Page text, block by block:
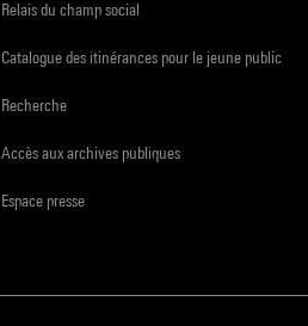
Relais du champ social
Catalogue des itinérances pour le jeune public
Recherche
Accès aux archives publiques
Espace presse